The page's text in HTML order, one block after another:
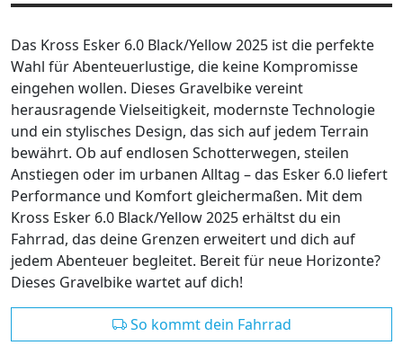
Das Kross Esker 6.0 Black/Yellow 2025 ist die perfekte
Wahl für Abenteuerlustige, die keine Kompromisse
eingehen wollen. Dieses Gravelbike vereint
herausragende Vielseitigkeit, modernste Technologie
und ein stylisches Design, das sich auf jedem Terrain
bewährt. Ob auf endlosen Schotterwegen, steilen
Anstiegen oder im urbanen Alltag – das Esker 6.0 liefert
Performance und Komfort gleichermaßen. Mit dem
Kross Esker 6.0 Black/Yellow 2025 erhältst du ein
Fahrrad, das deine Grenzen erweitert und dich auf
jedem Abenteuer begleitet. Bereit für neue Horizonte?
Dieses Gravelbike wartet auf dich!
So kommt dein Fahrrad